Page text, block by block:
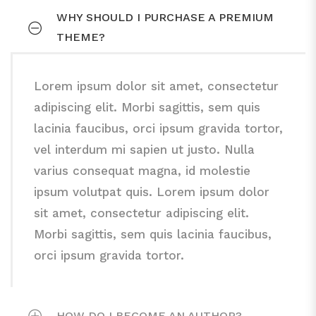
tortor.
Lorem ipsum dolor sit amet, consectetur
vel interdum mi sapien ut justo. Nulla
varius consequat magna, id molestie
ipsum volutpat quis. Lorem ipsum dolor
sit amet, consectetur adipiscing elit.
Morbi sagittis, sem quis lacinia faucibus,
orci ipsum gravida tortor.
WHY SHOULD I PURCHASE A PREMIUM
THEME?
Lorem ipsum dolor sit amet, consectetur
adipiscing elit. Morbi sagittis, sem quis
lacinia faucibus, orci ipsum gravida tortor,
vel interdum mi sapien ut justo. Nulla
varius consequat magna, id molestie
ipsum volutpat quis. Lorem ipsum dolor
sit amet, consectetur adipiscing elit.
Morbi sagittis, sem quis lacinia faucibus,
orci ipsum gravida tortor.